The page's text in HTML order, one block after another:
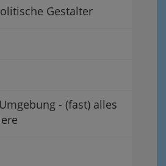
Gestalter
- (fast) alles